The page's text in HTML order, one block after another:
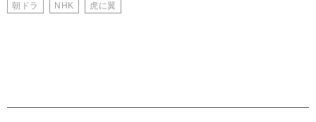
朝ドラ NHK 虎に翼